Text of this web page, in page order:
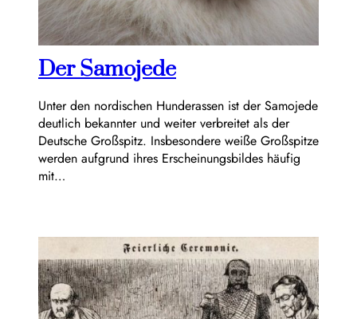
Der Samojede
Unter den nordischen Hunderassen ist der Samojede
deutlich bekannter und weiter verbreitet als der
Deutsche Großspitz. Insbesondere weiße Großspitze
werden aufgrund ihres Erscheinungsbildes häufig
mit…